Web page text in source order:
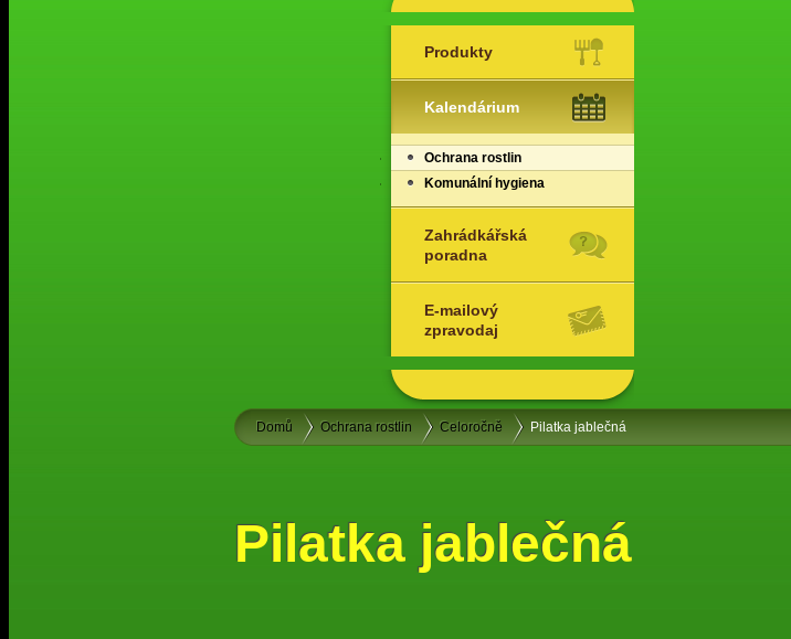
Produkty
Kalendárium
Ochrana rostlin
Komunální hygiena
Zahrádkářská
poradna
E-mailový
zpravodaj
Domů Ochrana rostlin Celoročně Pilatka jablečná
Pilatka jablečná